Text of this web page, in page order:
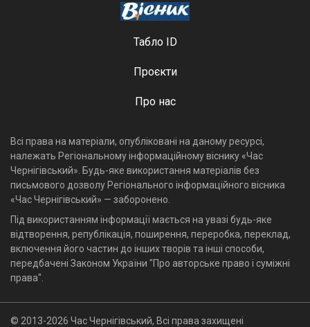
Табло ID
Проєкти
Про нас
Всі права на матеріали, опубліковані на даному ресурсі,
належать Регіональному інформаційному віснику «Час
Чернігівський». Будь-яке використання матеріалів без
письмового дозволу Регіонального інформаційного вісника
«Час Чернігівський» — заборонено.
Під використанням інформації мається на увазі будь-яке
відтворення, републікація, поширення, переробка, переклад,
включення його частин до інших творів та інші способи,
передбачені Законом України "Про авторське право і суміжні
права".
© 2013-2026 Час Чернігівський, Всі права захищені